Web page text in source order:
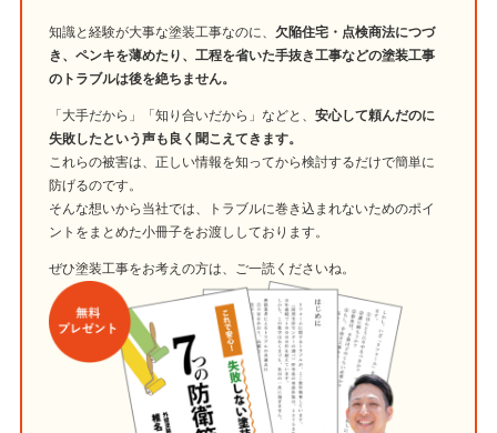
知識と経験が大事な塗装工事なのに、 欠陥住宅・点検商法につづ
き、ペンキを薄めたり、工程を省いた手抜き工事などの塗装工事
のトラブルは後を絶ちません。
「大手だから」「知り合いだから」などと、安心して頼んだのに
失敗したという声も良く聞こえてきます。
これらの被害は、正しい情報を知ってから検討するだけで簡単に
防げるのです。
そんな想いから当社では、トラブルに巻き込まれないためのポイ
ントをまとめた小冊子をお渡ししております。
ぜひ塗装工事をお考えの方は、ご一読くださいね。